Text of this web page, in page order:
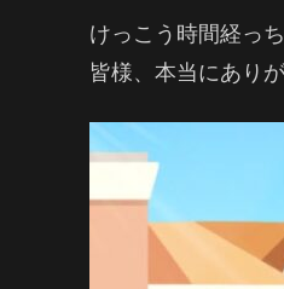
けっこう時間経っ
皆様、本当にあり